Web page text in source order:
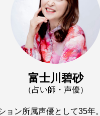
富士川碧砂
（占い師・声優）
ョン所属声優として35年。